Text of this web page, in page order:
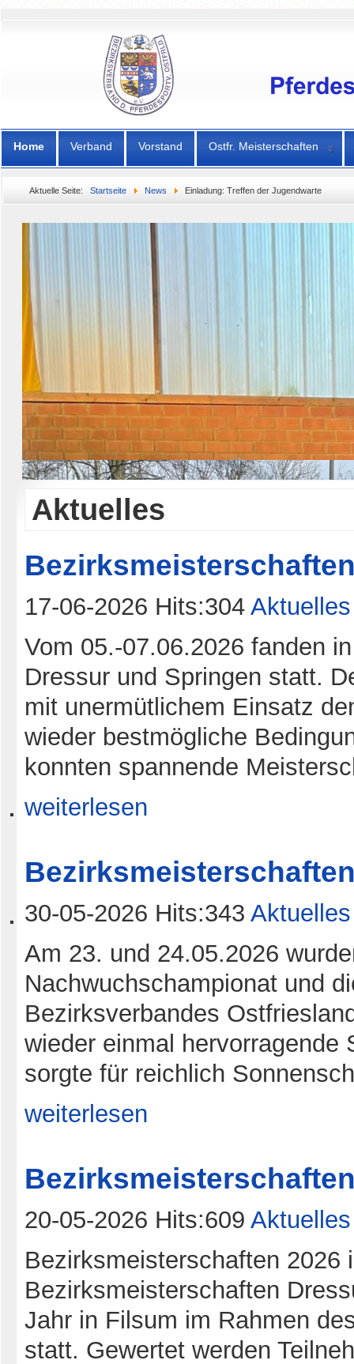
Home Verband Vorstand Ostfr. Meisterschaften
Aktuelle Seite: Startseite News Einladung: Treffen der Jugendwarte
Aktuelles
17-06-2026 Hits:304 Aktuelles
Vom 05.-07.06.2026 fanden
Dressur und Springen statt.
mit unermütlichem Einsatz
wieder bestmögliche
konnten spannende
weiterlesen
30-05-2026 Hits:343 Aktuelles
Am 23. und 24.05.2026
Nachwuchschampionat und
Bezirksverbandes
wieder einmal hervorragende
sorgte für reichlich
weiterlesen
20-05-2026 Hits:609 Aktuelles
Bezirksmeisterschaften 2026
Bezirksmeisterschaften
Jahr in Filsum im Rahmen
statt. Gewertet werden